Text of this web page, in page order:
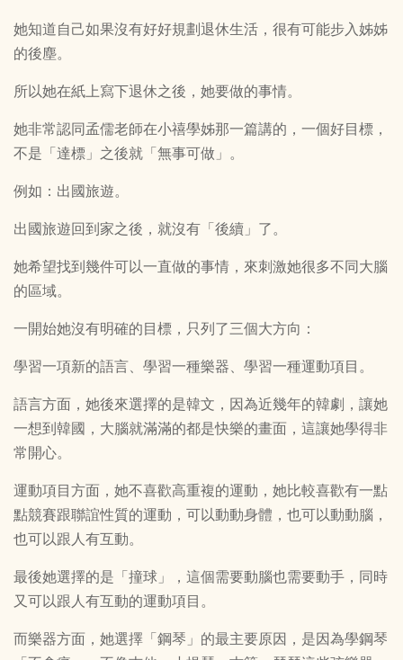
她知道自己如果沒有好好規劃退休生活，很有可能步入姊姊
的後塵。
所以她在紙上寫下退休之後，她要做的事情。
她非常認同孟儒老師在小禧學姊那一篇講的，一個好目標，
不是「達標」之後就「無事可做」。
例如：出國旅遊。
出國旅遊回到家之後，就沒有「後續」了。
她希望找到幾件可以一直做的事情，來刺激她很多不同大腦
的區域。
一開始她沒有明確的目標，只列了三個大方向：
學習一項新的語言、學習一種樂器、學習一種運動項目。
語言方面，她後來選擇的是韓文，因為近幾年的韓劇，讓她
一想到韓國，大腦就滿滿的都是快樂的畫面，這讓她學得非
常開心。
運動項目方面，她不喜歡高重複的運動，她比較喜歡有一點
點競賽跟聯誼性質的運動，可以動動身體，也可以動動腦，
也可以跟人有互動。
最後她選擇的是「撞球」，這個需要動腦也需要動手，同時
又可以跟人有互動的運動項目。
而樂器方面，她選擇「鋼琴」的最主要原因，是因為學鋼琴